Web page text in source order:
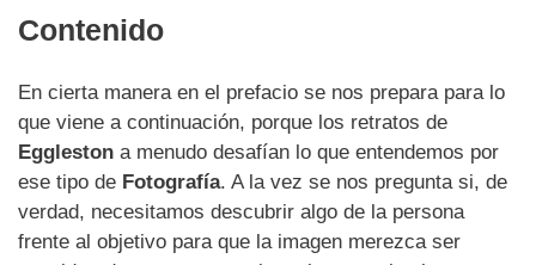
Contenido
En cierta manera en el prefacio se nos prepara para lo
que viene a continuación, porque los retratos de
Eggleston a menudo desafían lo que entendemos por
ese tipo de Fotografía. A la vez se nos pregunta si, de
verdad, necesitamos descubrir algo de la persona
frente al objetivo para que la imagen merezca ser